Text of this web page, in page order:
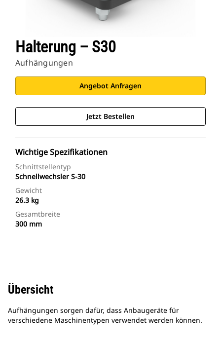
Halterung – S30
Aufhängungen
Angebot Anfragen
Jetzt Bestellen
Wichtige Spezifikationen
Schnittstellentyp
Schnellwechsler S-30
Gewicht
26.3 kg
Gesamtbreite
300 mm
Übersicht
Aufhängungen sorgen dafür, dass Anbaugeräte für
verschiedene Maschinentypen verwendet werden können.